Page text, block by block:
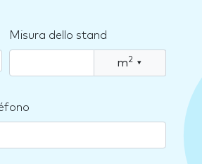
Misura dello stand
m2 ▾